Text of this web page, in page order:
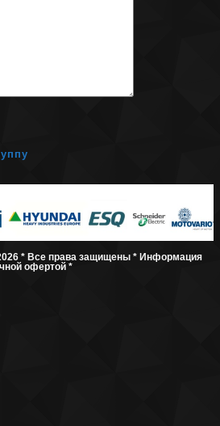
* Все права защищены * Информация
офертой *